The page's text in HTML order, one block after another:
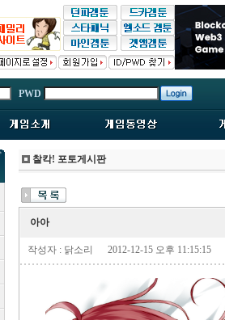
PWD
찰칵! 포토게시판
아아
작성자 : 닭소리 2012-12-15 오후 11:15:15